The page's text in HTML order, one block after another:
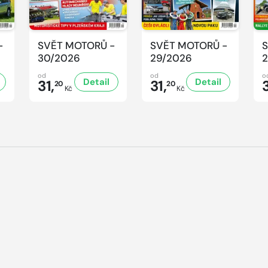
SVĚT MOTORŮ -
30/2026
od
31,20 Kč
Detail
SVĚT MOTORŮ -
29/2026
od
31,20Kč
Detail